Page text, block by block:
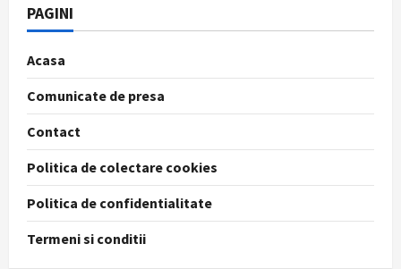
PAGINI
Acasa
Comunicate de presa
Contact
Politica de colectare cookies
Politica de confidentialitate
Termeni si conditii